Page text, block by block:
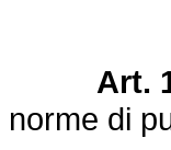
Art.
norme di